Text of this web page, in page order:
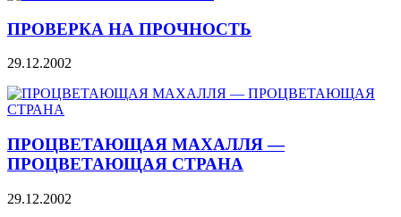
ПРОВЕРКА НА ПРОЧНОСТЬ
29.12.2002
ПРОЦВЕТАЮЩАЯ МАХАЛЛЯ —
ПРОЦВЕТАЮЩАЯ СТРАНА
29.12.2002